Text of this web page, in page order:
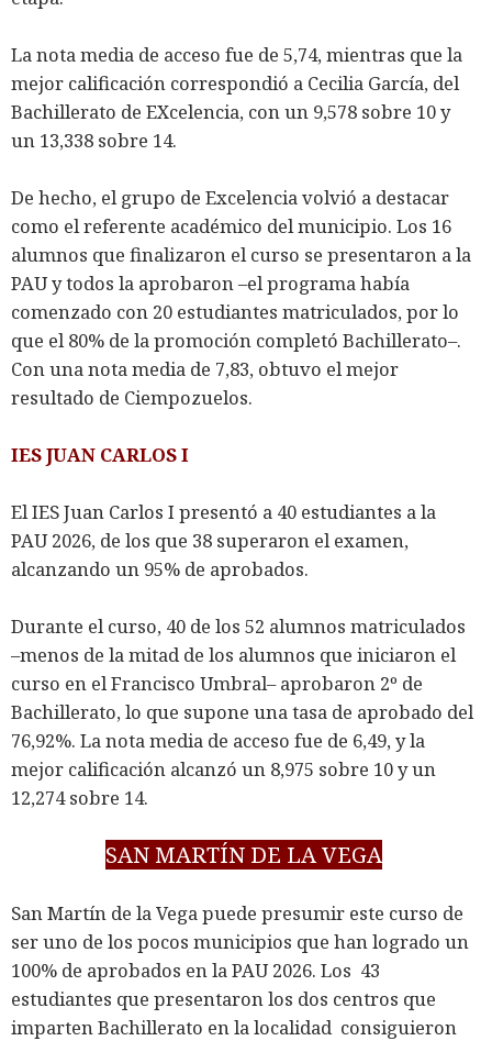
La nota media de acceso fue de 5,74, mientras que la
mejor calificación correspondió a Cecilia García, del
Bachillerato de EXcelencia, con un 9,578 sobre 10 y
un 13,338 sobre 14.
De hecho, el grupo de Excelencia volvió a destacar
como el referente académico del municipio. Los 16
alumnos que finalizaron el curso se presentaron a la
PAU y todos la aprobaron –el programa había
comenzado con 20 estudiantes matriculados, por lo
que el 80% de la promoción completó Bachillerato–.
Con una nota media de 7,83, obtuvo el mejor
resultado de Ciempozuelos.
IES JUAN CARLOS I
El IES Juan Carlos I presentó a 40 estudiantes a la
PAU 2026, de los que 38 superaron el examen,
alcanzando un 95% de aprobados.
Durante el curso, 40 de los 52 alumnos matriculados
–menos de la mitad de los alumnos que iniciaron el
curso en el Francisco Umbral– aprobaron 2º de
Bachillerato, lo que supone una tasa de aprobado del
76,92%. La nota media de acceso fue de 6,49, y la
mejor calificación alcanzó un 8,975 sobre 10 y un
12,274 sobre 14.
SAN MARTÍN DE LA VEGA
San Martín de la Vega puede presumir este curso de
ser uno de los pocos municipios que han logrado un
100% de aprobados en la PAU 2026. Los 43
estudiantes que presentaron los dos centros que
imparten Bachillerato en la localidad consiguieron